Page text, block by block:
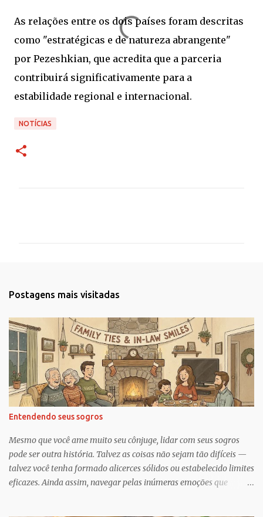
As relações entre os dois países foram descritas
como "estratégicas e de natureza abrangente"
por Pezeshkian, que acredita que a parceria
contribuirá significativamente para a
estabilidade regional e internacional.
NOTÍCIAS
r
i
o
s
Postagens mais visitadas
Entendendo seus sogros
Mesmo que você ame muito seu cônjuge, lidar com seus sogros
pode ser outra história. Talvez as coisas não sejam tão difíceis —
talvez você tenha formado alicerces sólidos ou estabelecido limites
eficazes. Ainda assim, navegar pelas inúmeras emoções que